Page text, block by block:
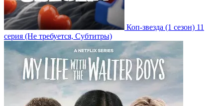
Коп-звезда (1 сезон) 11
серия (Не требуется, Субтитры)